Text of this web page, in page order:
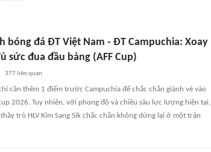
bóng đá ĐT Việt Nam - ĐT Campuchia: Xoay
sức đua đầu bảng (AFF Cup)
377 liên quan
cần thêm 1 điểm trước Campuchia để chắc chắn giành vé vào
2026. Tuy nhiên, với phong độ và chiều sâu lực lượng hiện tại,
trò HLV Kim Sang Sik chắc chắn không dừng lại ở một trận